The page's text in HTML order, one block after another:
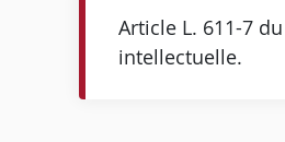
Article L. 611-7
intellectuelle.